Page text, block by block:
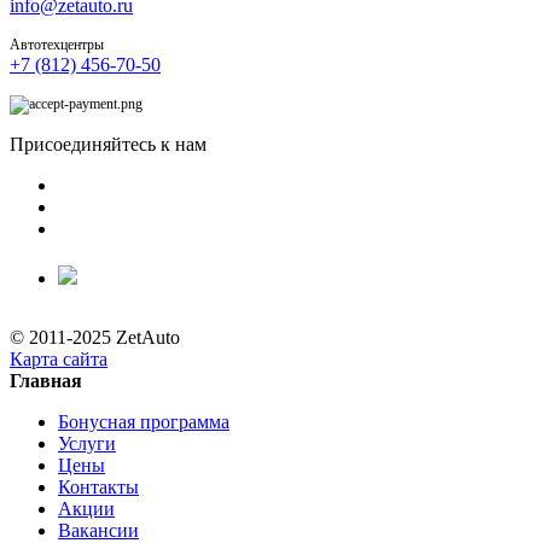
info@zetauto.ru
Автотехцентры
+7 (812) 456-70-50
Присоединяйтесь к нам
© 2011-2025 ZetAuto
Карта сайта
Главная
Бонусная программа
Услуги
Цены
Контакты
Акции
Вакансии